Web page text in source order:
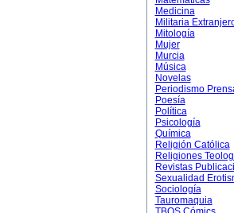
Medicina
Militaria
Mitología
Mujer
Murcia
Música
Novelas
Periodismo
Poesía
Política
Psicología
Química
Religión Católica
Religiones
Revistas
Sexualidad
Sociología
Tauromaquia